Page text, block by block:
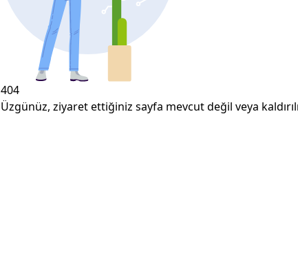
404
Üzgünüz, ziyaret ettiğiniz sayfa mevcut değil veya